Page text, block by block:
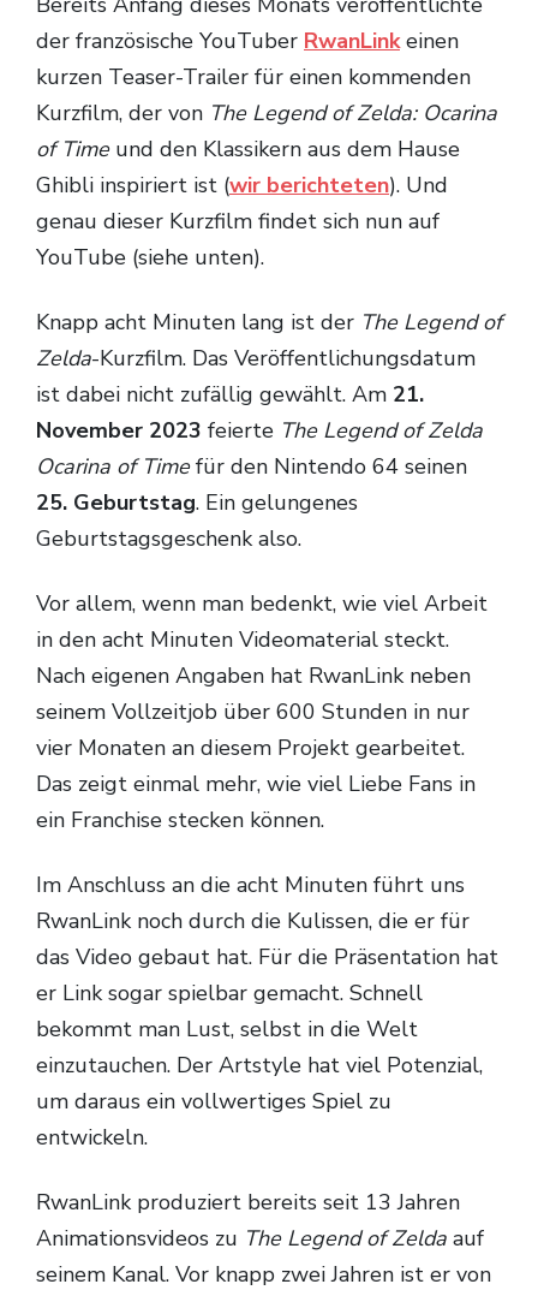
der französische YouTuber RwanLinkeinen
kurzen Teaser-Trailer für einen kommenden
Kurzfilm, der von The Legend of Zelda: Ocarina
of Timeund den Klassikern aus dem Hause
Ghibli inspiriert ist (wir berichteten). Und
genau dieser Kurzfilm findet sich nun auf
YouTube (siehe unten).
Knapp acht Minuten lang ist der The Legend of
Zelda-Kurzfilm. Das Veröffentlichungsdatum
ist dabei nicht zufällig gewählt. Am 21.
November 2023 feierte The Legend of Zelda
Ocarina of Timefür den Nintendo 64 seinen
25. Geburtstag. Ein gelungenes
Geburtstagsgeschenk also.
Vor allem, wenn man bedenkt, wie viel Arbeit
in den acht Minuten Videomaterial steckt.
Nach eigenen Angaben hat RwanLink neben
seinem Vollzeitjob über 600 Stunden in nur
vier Monaten an diesem Projekt gearbeitet.
Das zeigt einmal mehr, wie viel Liebe Fans in
ein Franchise stecken können.
Im Anschluss an die acht Minuten führt uns
RwanLink noch durch die Kulissen, die er für
das Video gebaut hat. Für die Präsentation hat
er Link sogar spielbar gemacht. Schnell
bekommt man Lust, selbst in die Welt
einzutauchen. Der Artstyle hat viel Potenzial,
um daraus ein vollwertiges Spiel zu
entwickeln.
RwanLink produziert bereits seit 13 Jahren
Animationsvideos zu The Legend of Zelda auf
seinem Kanal. Vor knapp zwei Jahren ist er von